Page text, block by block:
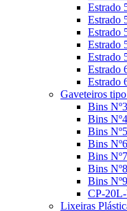
Estrado
Estrado
Estrado
Estrado
Estrado
Estrado
Estrado
Gaveteiros
Bins Nº3
Bins Nº4
Bins Nº5
Bins Nº6
Bins Nº7
Bins Nº8
Bins Nº9
CP-
Lixeiras